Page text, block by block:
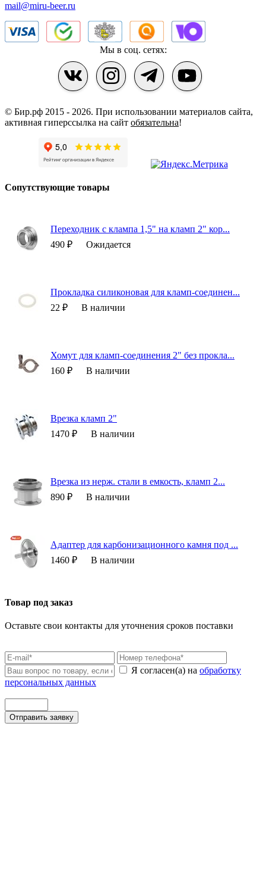
mail@miru-beer.ru
Мы в соц. сетях:
© Бир.рф 2015 - 2026. При использовании материалов сайта,
активная гиперссылка на сайт обязательна!
Сопутствующие товары
Переходник с клампа 1,5" на кламп 2" кор...
490 ₽
Ожидается
Прокладка силиконовая для кламп-соединен...
22 ₽
В наличии
Хомут для кламп-соединения 2" без прокла...
160 ₽
В наличии
Врезка кламп 2"
1470 ₽
В наличии
Врезка из нерж. стали в емкость, кламп 2...
890 ₽
В наличии
Адаптер для карбонизационного камня под ...
1460 ₽
В наличии
Товар под заказ
Оставьте свои контакты для уточнения сроков поставки
Я согласен(а) на обработку
персональных данных
Отправить заявку